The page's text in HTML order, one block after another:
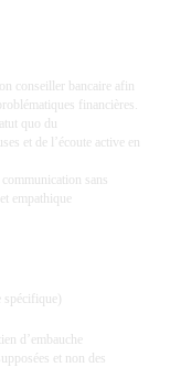
conseiller bancaire afin
financières.
quo du
et de l’écoute active en
sans
empathique
spécifique)
d’embauche
et non des